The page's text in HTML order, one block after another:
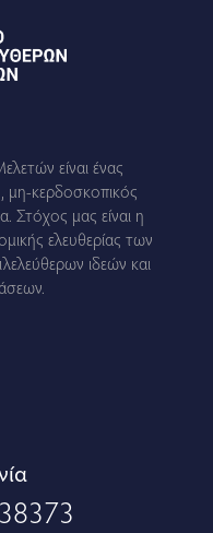
είναι ένας
μη-κερδοσκοπικός
Στόχος μας είναι η
ελευθερίας των
ιδεών και